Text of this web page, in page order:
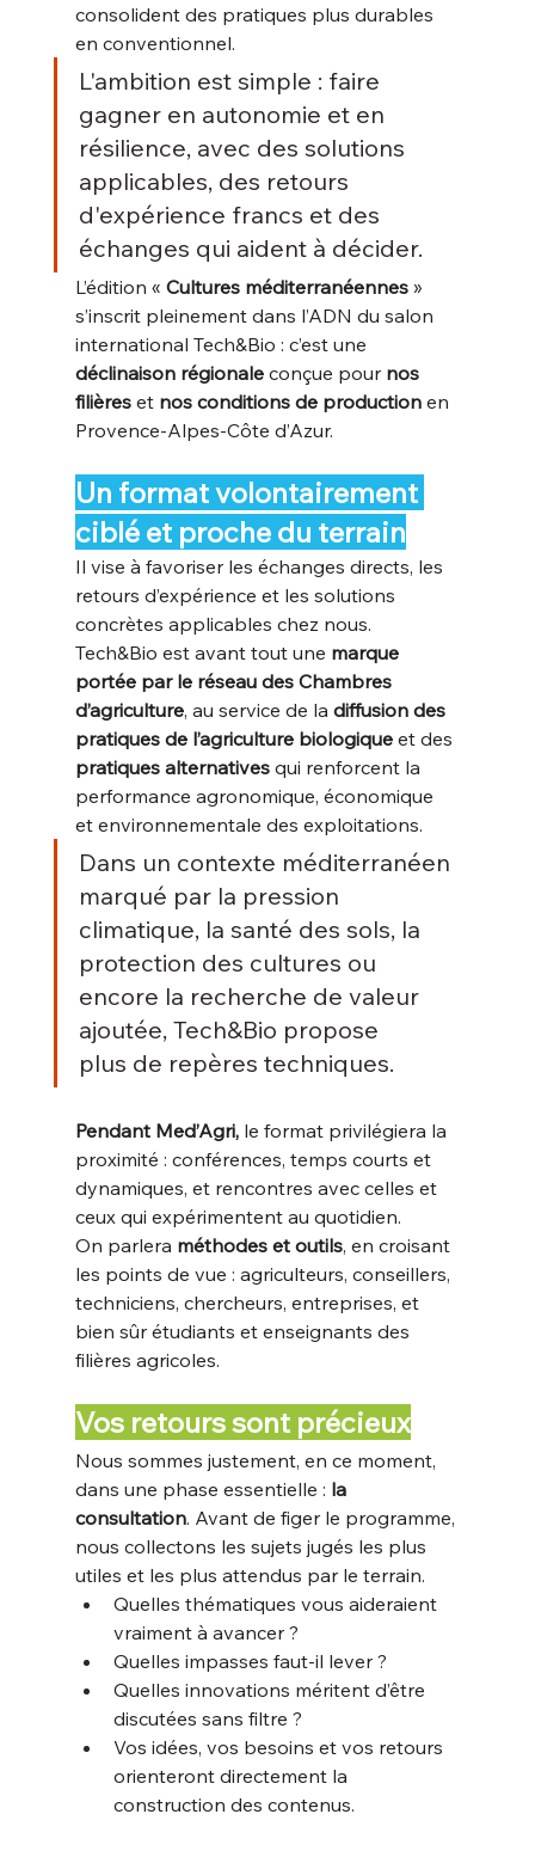
consolident des pratiques plus durables
en conventionnel.
L'ambition est simple : faire
gagner en autonomie et en
résilience, avec des solutions
applicables, des retours
d'expérience francs et des
échanges qui aident à décider.
L’édition « Cultures méditerranéennes »
s’inscrit pleinement dans l’ADN du salon
international Tech&Bio : c’est une
déclinaison régionale conçue pour nos
filières et nos conditions de production en
Provence-Alpes-Côte d’Azur.
Un format volontairement
ciblé et proche du terrain
Il vise à favoriser les échanges directs, les
retours d’expérience et les solutions
concrètes applicables chez nous.
Tech&Bio est avant tout une marque
portée par le réseau des Chambres
d’agriculture, au service de la diffusion des
pratiques de l’agriculture biologique et des
pratiques alternatives qui renforcent la
performance agronomique, économique
et environnementale des exploitations.
Dans un contexte méditerranéen
marqué par la pression
climatique, la santé des sols, la
protection des cultures ou
encore la recherche de valeur
ajoutée, Tech&Bio propose
plus de repères techniques.
Pendant Med’Agri, le format privilégiera la
proximité : conférences, temps courts et
dynamiques, et rencontres avec celles et
ceux qui expérimentent au quotidien.
On parlera méthodes et outils, en croisant
les points de vue : agriculteurs, conseillers,
techniciens, chercheurs, entreprises, et
bien sûr étudiants et enseignants des
filières agricoles.
Vos retours sont précieux
Nous sommes justement, en ce moment,
dans une phase essentielle : la
consultation. Avant de figer le programme,
nous collectons les sujets jugés les plus
utiles et les plus attendus par le terrain.
Quelles thématiques vous aideraient
vraiment à avancer ?
Quelles impasses faut-il lever ?
Quelles innovations méritent d’être
discutées sans filtre ?
Vos idées, vos besoins et vos retours
orienteront directement la
construction des contenus.